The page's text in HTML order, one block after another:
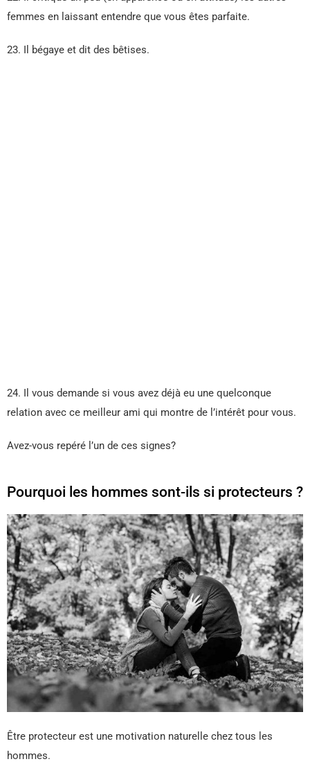
femmes en laissant entendre que vous êtes parfaite.
23. Il bégaye et dit des bêtises.
24. Il vous demande si vous avez déjà eu une quelconque
relation avec ce meilleur ami qui montre de l’intérêt pour vous.
Avez-vous repéré l’un de ces signes?
Pourquoi les hommes sont-ils si protecteurs ?
Être protecteur est une motivation naturelle chez tous les
hommes.